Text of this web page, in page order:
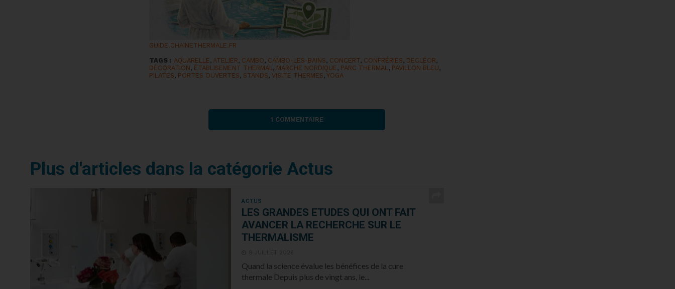
GUIDE.CHAINETHERMALE.FR
TAGS : AQUARELLE,ATELIER, CAMBO, CAMBO-LES-BAINS, CONCERT, CONFRÉRIES, DECLÉOR,
DÉCORATION, ÉTABLISEMENT THERMAL, MARCHE NORDIQUE, PARC THERMAL, PAVILLON BLEU,
PILATES, PORTES OUVERTES, STANDS,VISITE THERMES,YOGA
1 COMMENTAIRE
Plus d'articles dans la catégorie Actus
ACTUS
LES GRANDES ETUDES QUI ONT FAIT
AVANCER LA RECHERCHE SUR LE
THERMALISME
Quand la science évalue les bénéfices de la cure
thermale Depuis plus de vingt ans, le...